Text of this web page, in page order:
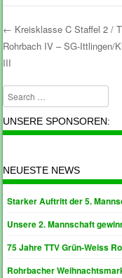
Post
← Kreisklasse C Staffel 2 /
Rohrbach IV – SG-Ittlingen/
III
Search
UNSERE SPONSOREN:
NEUESTE NEWS
Starker Auftritt der 5.
Unsere 2. Mannschaft
75 Jahre TTV Grün-Weiss
Rohrbacher